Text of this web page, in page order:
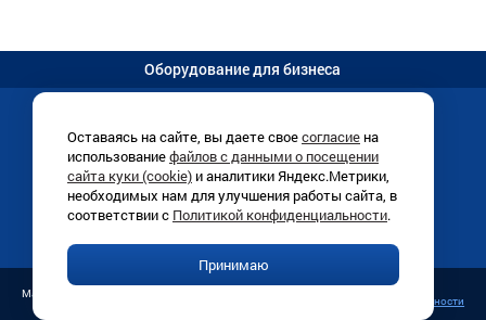
Оставаясь на сайте, вы даете своесогласиена
использованиефайлов с данными о посещении
сайта куки (cookie)и аналитики Яндекс.Метрики,
необходимых нам для улучшения работы сайта, в
соответствии с Политикой конфиденциальности.
Принимаю
Оборудование для бизнеса
Иркутск, Раб. Штаба, 1/8 (схема)
+7 (3952)780-760
ПН-ПТ 9:00-18:00
Магазин «Витрина», 1998–2026 г.
Публичная оферта
Политика конфиденциальности